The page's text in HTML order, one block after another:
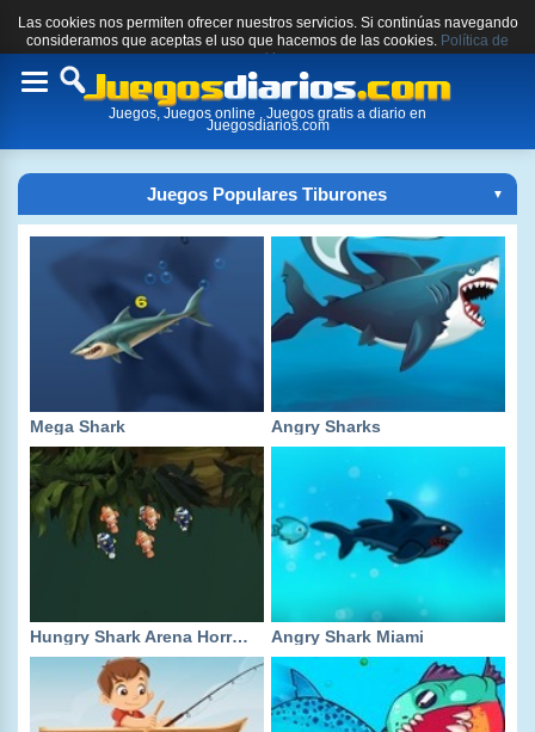
Las cookies nos permiten ofrecer nuestros servicios. Si continúas navegando
consideramos que aceptas el uso que hacemos de las cookies. Política de
cookies.
Toggle
Juegos, Juegos online , Juegos gratis a diario en
Juegosdiarios.com
Juegos Populares Tiburones ▼
Mega Shark Angry Sharks
Hungry Shark Arena Horror Night Angry Shark Miami